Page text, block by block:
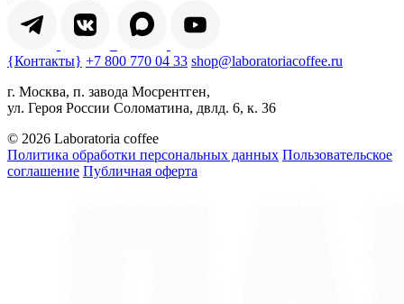
{Контакты} +7 800 770 04 33 shop@laboratoriacoffee.ru
г. Москва, п. завода Мосрентген,
ул. Героя России Соломатина, двлд. 6, к. 36
© 2026 Laboratoria coffee
Политика обработки персональных данных Пользовательское
соглашение Публичная оферта